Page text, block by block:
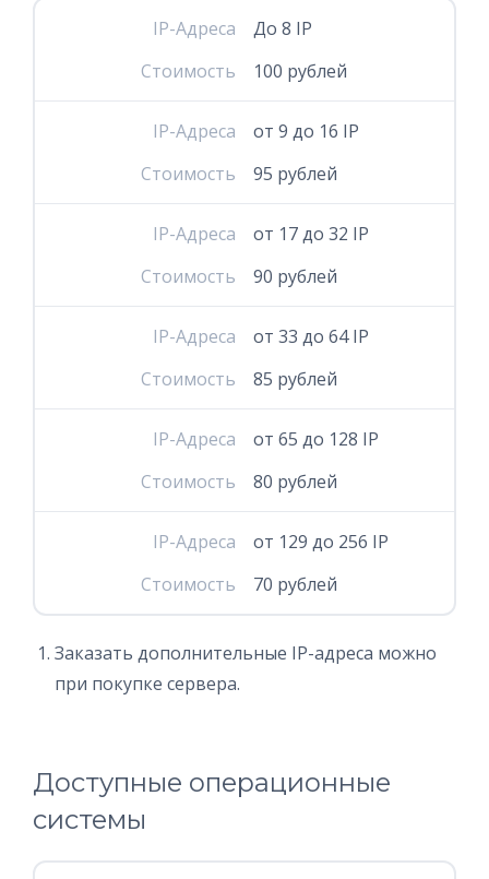
IP-Адреса
До 8 IP
Стоимость
100 рублей
IP-Адреса
от 9 до 16 IP
Стоимость
95 рублей
IP-Адреса
от 17 до 32 IP
Стоимость
90 рублей
IP-Адреса
от 33 до 64 IP
Стоимость
85 рублей
IP-Адреса
от 65 до 128 IP
Стоимость
80 рублей
IP-Адреса
от 129 до 256 IP
Стоимость
70 рублей
Заказать дополнительные IP-адреса можно
при покупке сервера.
Доступные операционные
системы